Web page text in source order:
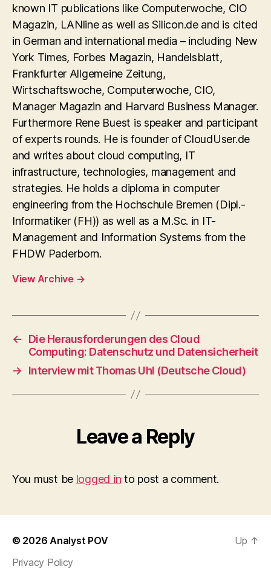
known IT publications like Computerwoche, CIO
Magazin, LANline as well as Silicon.de and is cited
in German and international media – including New
York Times, Forbes Magazin, Handelsblatt,
Frankfurter Allgemeine Zeitung,
Wirtschaftswoche, Computerwoche, CIO,
Manager Magazin and Harvard Business Manager.
Furthermore Rene Buest is speaker and participant
of experts rounds. He is founder of CloudUser.de
and writes about cloud computing, IT
infrastructure, technologies, management and
strategies. He holds a diploma in computer
engineering from the Hochschule Bremen (Dipl.-
Informatiker (FH)) as well as a M.Sc. in IT-
Management and Information Systems from the
FHDW Paderborn.
View Archive →
←
Die Herausforderungen des Cloud
Computing: Datenschutz und Datensicherheit
→
Interview mit Thomas Uhl (Deutsche Cloud)
Leave a Reply
You must be logged in to post a comment.
© 2026Analyst POV
Privacy Policy
Up ↑